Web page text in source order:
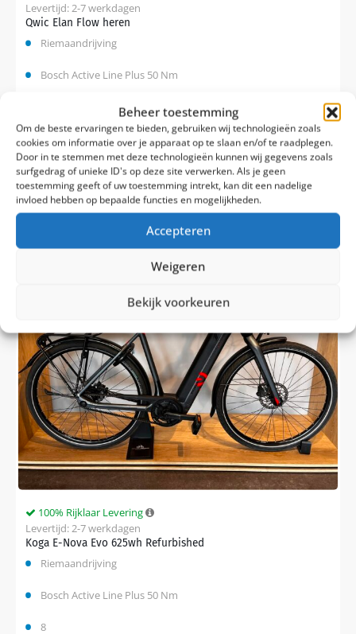
Beheer toestemming
Om de beste ervaringen te bieden, gebruiken wij technologieën zoals
cookies om informatie over je apparaat op te slaan en/of te raadplegen.
Door in te stemmen met deze technologieën kunnen wij gegevens zoals
surfgedrag of unieke ID's op deze site verwerken. Als je geen
toestemming geeft of uw toestemming intrekt, kan dit een nadelige
invloed hebben op bepaalde functies en mogelijkheden.
Accepteren
Weigeren
Bekijk voorkeuren
Qwic Elan Flow heren
Levertijd: 2-7 werkdagen
Riemaandrijving
Bosch Active Line Plus 50 Nm
€3.299,00
Vergelijk
Koga E-Nova Evo 625wh Refurbished
100% Rijklaar Levering
Levertijd: 2-7 werkdagen
Riemaandrijving
Bosch Active Line Plus 50 Nm
8